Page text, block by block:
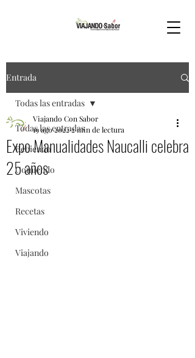
Entrada
Todas las entradas
Bebiendo
Comiendo
Mascotas
Recetas
Viviendo
Viajando
Todas las entradas
Expo Manualidades Naucalli celebra
25 años
Viajando Con Sabor
19 ago 20222 min de lectura